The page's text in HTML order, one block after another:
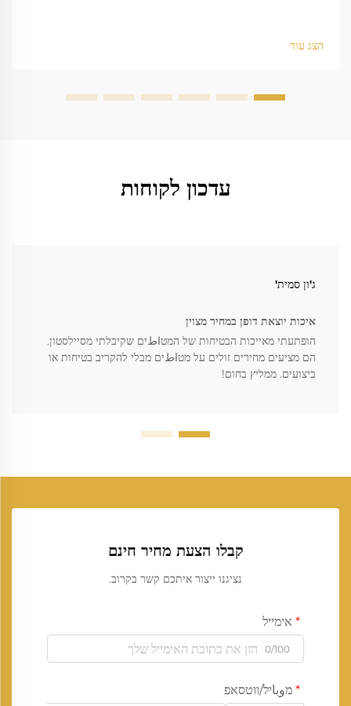
הצג עוד
עדכון לקוחות
ג'ון סמית'
איכות יוצאת דופן במחיר מצוין
הופתעתי מאייכות הבטיחות של המטاطים שקיבלתי מסיילסטון.
הם מציעים מחירים זולים על מטاطים מבלי להקריב בטיחות או
ביצועים. ממליץ בחום!
קבלו הצעת מחיר חינם
נציגנו ייצור איתכם קשר בקרוב.
אימייל
0/100
מوباיל/ווטסאפ